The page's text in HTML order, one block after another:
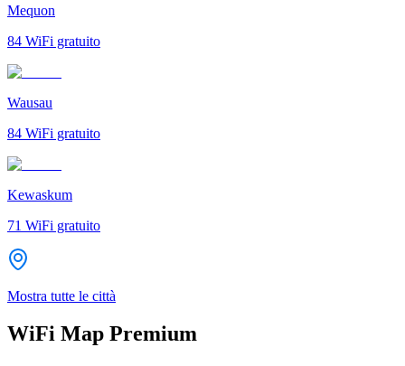
Mequon
84 WiFi gratuito
Wausau
84 WiFi gratuito
Kewaskum
71 WiFi gratuito
Mostra tutte le città
WiFi Map Premium